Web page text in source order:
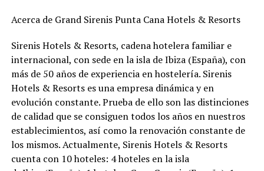
Acerca de Grand Sirenis Punta Cana Hotels & Resorts
Sirenis Hotels & Resorts, cadena hotelera familiar e
internacional, con sede en la isla de Ibiza (España), con
más de 50 años de experiencia en hostelería. Sirenis
Hotels & Resorts es una empresa dinámica y en
evolución constante. Prueba de ello son las distinciones
de calidad que se consiguen todos los años en nuestros
establecimientos, así como la renovación constante de
los mismos. Actualmente, Sirenis Hotels & Resorts
cuenta con 10 hoteles: 4 hoteles en la isla